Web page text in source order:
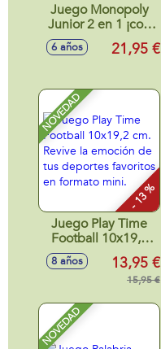
Juego Monopoly
Junior 2 en 1 ¡con
tablero de 2 caras y
2 niveles de juego!
6 años 21,95 €
NOVEDAD
- 13 %
Juego Play Time
Football 10x19,2
cm. Revive la
emoción de tus
deportes favoritos
8 años 13,95 €
15,95 €
NOVEDAD